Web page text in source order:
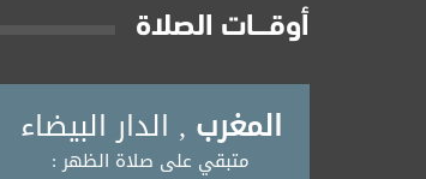
أوقــــات الصلاة